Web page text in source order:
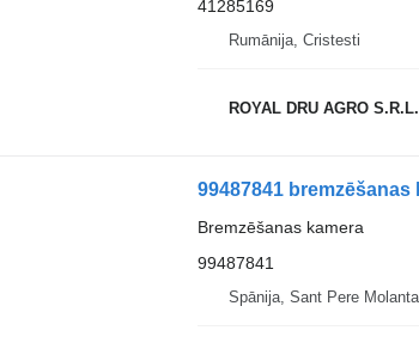
41285169
Rumānija, Cristesti
ROYAL DRU AGRO S.R.L.
99487841
Bremzēšanas kamera
99487841
Spānija, Sant Pere